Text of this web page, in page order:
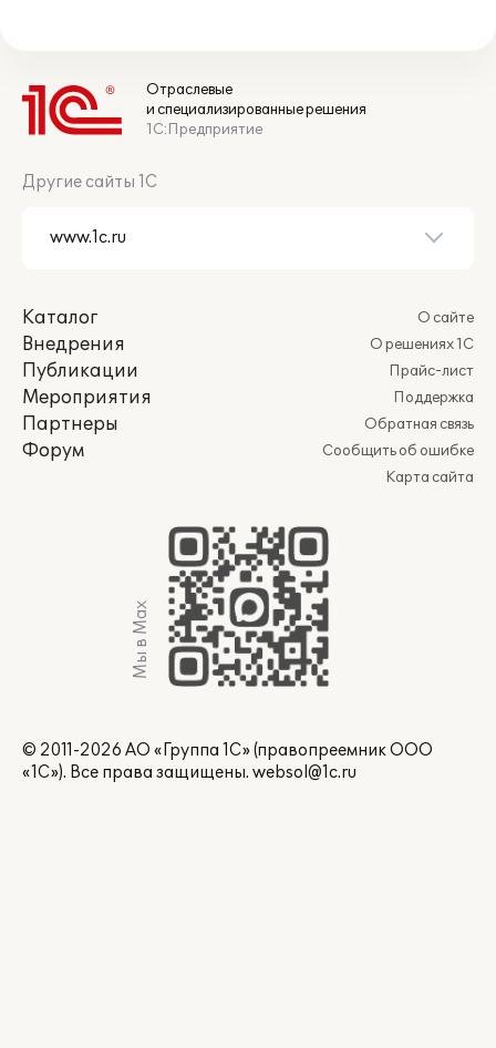
Отраслевые
и специализированные решения
1С:Предприятие
Другие сайты 1С
Каталог
Внедрения
Публикации
Мероприятия
Партнеры
Форум
О сайте
О решениях 1С
Прайс-лист
Поддержка
Обратная связь
Сообщить об ошибке
Карта сайта
Мы в Max
© 2011-2026 АО «Группа 1С» (правопреемник ООО
«1С»). Все права защищены. websol@1c.ru